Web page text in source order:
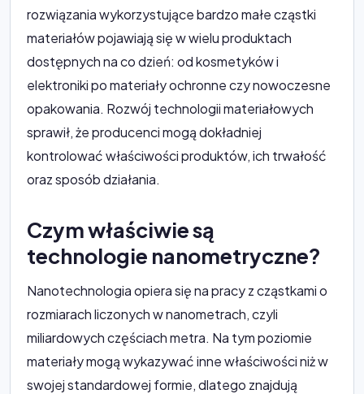
rozwiązania wykorzystujące bardzo małe cząstki
materiałów pojawiają się w wielu produktach
dostępnych na co dzień: od kosmetyków i
elektroniki po materiały ochronne czy nowoczesne
opakowania. Rozwój technologii materiałowych
sprawił, że producenci mogą dokładniej
kontrolować właściwości produktów, ich trwałość
oraz sposób działania.
Czym właściwie są
technologie nanometryczne?
Nanotechnologia opiera się na pracy z cząstkami o
rozmiarach liczonych w nanometrach, czyli
miliardowych częściach metra. Na tym poziomie
materiały mogą wykazywać inne właściwości niż w
swojej standardowej formie, dlatego znajdują